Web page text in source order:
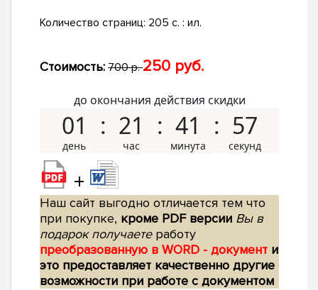
Количество страниц: 205 с. : ил.
Стоимость: 700 р.250 руб.
до окончания действия скидки
01 21 41 56
+
Наш сайт выгодно отличается тем что
при покупке, кроме PDF версии Вы в
подарок получаетеработу
преобразованную в WORD - документ и
это предоставляет качественно другие
возможности при работе с документом